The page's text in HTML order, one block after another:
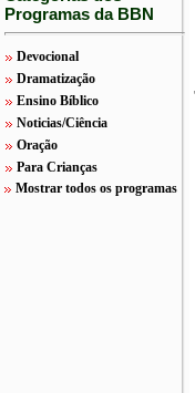
Programas da BBN
Devocional
Dramatização
Ensino Bíblico
Noticias/Ciência
Oração
Para Crianças
Mostrar todos os programas